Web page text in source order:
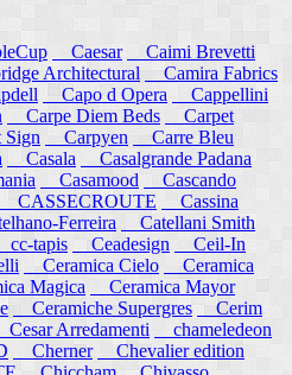
Caesar
Caimi Brevetti
Architectural
Camira Fabrics
Capo d Opera
Cappellini
Carpe Diem Beds
Carpet
Carpyen
Carre Bleu
Casala
Casalgrande Padana
Casamood
Cascando
CASSECROUTE
Cassina
Ferreira
Catellani Smith
cc-tapis Ceadesign
Ceil-In
Ceramica Cielo
Ceramica
Magica
Ceramica Mayor
Ceramiche Supergres Cerim
Cesar Arredamenti
chameledeon
Cherner
Chevalier edition